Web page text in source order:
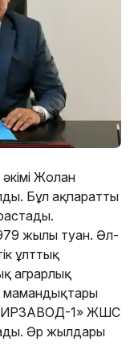
Жолан
Бұл ақпаратты
жылы туған. Әл-
ұлттық
аграрлық
мамандықтары
1» ЖШС
Әр жылдары